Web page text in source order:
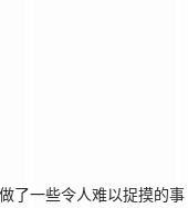
了一些令人难以捉摸的事